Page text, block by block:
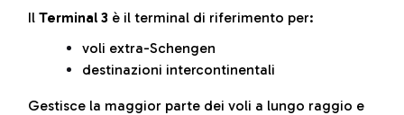
Il Terminal 3 è il terminal di riferimento per:
voli extra-Schengen
destinazioni intercontinentali
Gestisce la maggior parte dei voli a lungo raggio e